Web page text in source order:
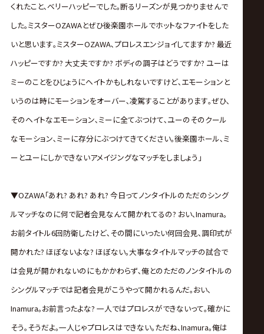
くれたこと､ベリーハッピーでした｡断るリーズンが見つかりませんで
した｡ミスターOZAWAとぜひ後楽園ホールでホットなファイトをした
いと思います｡ミスターOZAWA､プロレスエンジョイしてますか? 最近
ハッピーですか? 大丈夫ですか? ボディの調子はどうですか? ユーは
ミーのことをひじょうにヘイトかもしれないですけど､エモーションと
いうのは時にモーションをオーバー､凌駕することがあります｡ぜひ､
そのヘイトなエモーション､ミーに全てぶつけて､ユーのそのクール
なモーション､ミーに存分にぶつけてきてください｡後楽園ホール､ミ
ーとユーにしかできないアメイジングなマッチをしましょう｣
▼OZAWA｢あれ? あれ? あれ? 今日ってノンタイトルのただのシング
ルマッチなのに何で記者会見なんて開かれてるの? おい､Inamura｡
お前タイトル6回防衛したけど､その間にいったい何回会見､調印式が
開かれた? ほぼないよな? ほぼない｡大事なタイトルマッチの試合で
は会見が開かれないのにもかかわらず､俺とのただのノンタイトルの
シングルマッチでは記者会見がこうやって開かれるんだ｡おい､
Inamura｡お前言ったよな? 一人ではプロレスができないって｡確かに
そう｡そうだよ｡一人じゃプロレスはできない｡ただね､Inamura｡俺は